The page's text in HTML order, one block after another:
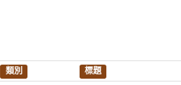
類別 標題